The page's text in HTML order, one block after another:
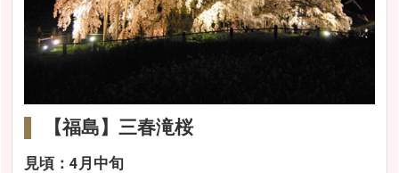
【福島】三春滝桜
見頃：4月中旬